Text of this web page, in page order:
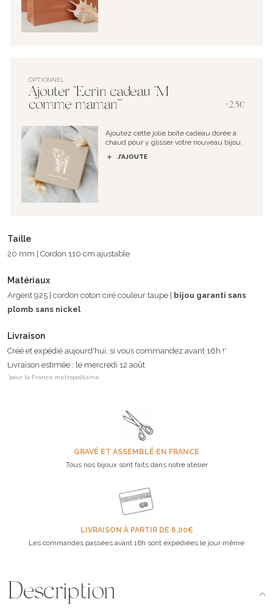
OPTIONNEL
Ajouter "Ecrin cadeau "M
comme maman""
+2.5€
Ajoutez cette jolie boîte cadeau dorée à
chaud pour y glisser votre nouveau bijou.
J’AJOUTE
Taille
20 mm | Cordon 110 cm ajustable
Matériaux
Argent 925 | cordon coton ciré couleur taupe |
bijou garanti sans
plomb sans nickel
Livraison
Créé et expédié aujourd'hui, si vous commandez avant 16h !*
Livraison estimée : le mercredi 12 août
*pour la France métropolitaine
GRAVÉ ET ASSEMBLÉ EN FRANCE
Tous nos bijoux sont faits dans notre atelier
LIVRAISON À PARTIR DE 6,00€
Les commandes passées avant 16h sont expédiées le jour même
Description